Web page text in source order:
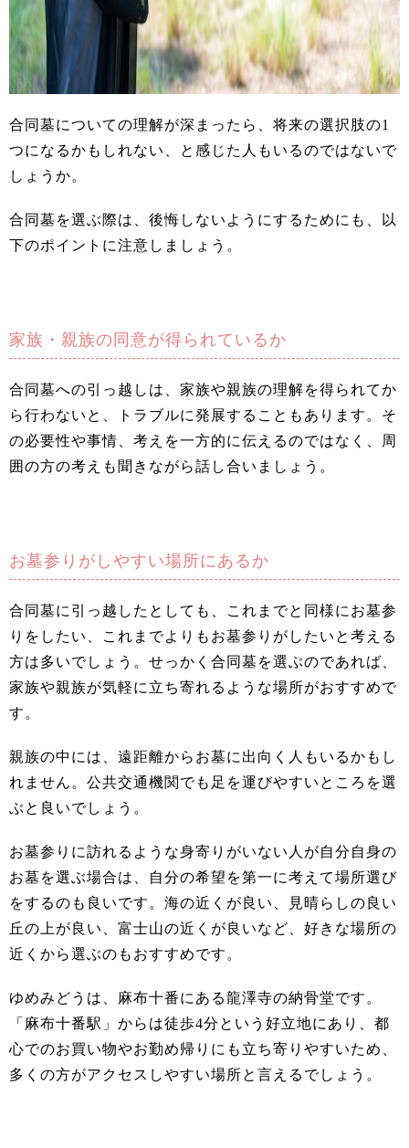
合同墓についての理解が深まったら、将来の選択肢の1
つになるかもしれない、と感じた人もいるのではないで
しょうか。
合同墓を選ぶ際は、後悔しないようにするためにも、以
下のポイントに注意しましょう。
家族・親族の同意が得られているか
合同墓への引っ越しは、家族や親族の理解を得られてか
ら行わないと、トラブルに発展することもあります。そ
の必要性や事情、考えを一方的に伝えるのではなく、周
囲の方の考えも聞きながら話し合いましょう。
お墓参りがしやすい場所にあるか
合同墓に引っ越したとしても、これまでと同様にお墓参
りをしたい、これまでよりもお墓参りがしたいと考える
方は多いでしょう。せっかく合同墓を選ぶのであれば、
家族や親族が気軽に立ち寄れるような場所がおすすめで
す。
親族の中には、遠距離からお墓に出向く人もいるかもし
れません。公共交通機関でも足を運びやすいところを選
ぶと良いでしょう。
お墓参りに訪れるような身寄りがいない人が自分自身の
お墓を選ぶ場合は、自分の希望を第一に考えて場所選び
をするのも良いです。海の近くが良い、見晴らしの良い
丘の上が良い、富士山の近くが良いなど、好きな場所の
近くから選ぶのもおすすめです。
ゆめみどうは、麻布十番にある龍澤寺の納骨堂です。
「麻布十番駅」からは徒歩4分という好立地にあり、都
心でのお買い物やお勤め帰りにも立ち寄りやすいため、
多くの方がアクセスしやすい場所と言えるでしょう。